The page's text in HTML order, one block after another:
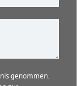
genommen.